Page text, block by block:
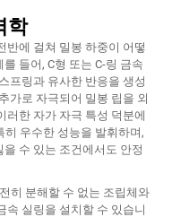
학
반에 걸쳐 밀봉 하중이 어떻
들어, C형 또는 C-링 금속
프링과 유사한 반응을 생성
가로 자극되어 밀봉 립을 외
러한 자가 자극 특성 덕분에
히 우수한 성능을 발휘하며,
수 있는 조건에서도 안정
히 분해할 수 없는 조립체와
속 실링을 설치할 수 있습니